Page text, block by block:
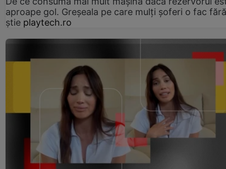
aproape gol. Greșeala pe care mulți șoferi o fac
știe playtech.ro